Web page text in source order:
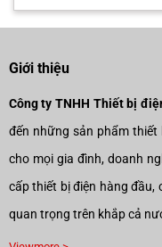
là:
Giới thiệu
Công ty TNHH Thiết bị
đến những sản phẩm
cho mọi gia đình, doanh
cấp thiết bị điện hàng đầu,
quan trọng trên khắp cả